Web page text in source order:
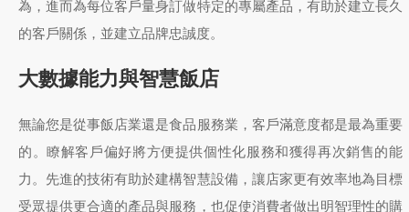
為，進而為每位客戶量身訂做特定的專屬產品，有助於建立長久
的客戶關係，並建立品牌忠誠度。
大數據能力與智慧飯店
無論您是從事飯店業還是食品服務業，客戶滿意度都是最為重要
的。瞭解客戶偏好將方便提供個性化服務和獲得再次銷售的能
力。先進的技術有助於建構智慧設備，讓店家更有效率地為目標
受眾提供更合適的產品與服務，也促使消費者做出明智理性的購